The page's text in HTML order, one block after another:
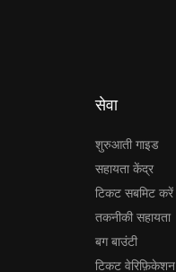
सेवा
शुरुआती गाइड
सहायता केंद्र
टिकट सबमिट करें
तकनीकी सहायता
बग बाउंटी
टिकट वेरिफ़िकेशन